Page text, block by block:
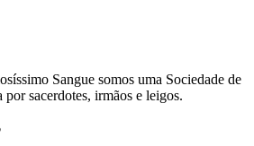
Sangue somos uma Sociedade de
sacerdotes, irmãos e leigos.